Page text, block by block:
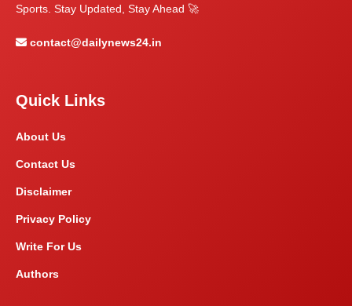
Sports. Stay Updated, Stay Ahead 🚀
contact@dailynews24.in
Quick Links
About Us
Contact Us
Disclaimer
Privacy Policy
Write For Us
Authors